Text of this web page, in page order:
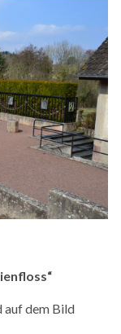
auf dem Bild